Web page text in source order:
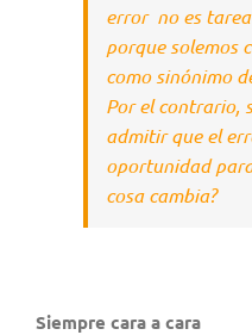
error no es
porque solemos
como sinónimo
Por el contrario,
admitir que el
oportunidad
cosa cambia?
Siempre cara a cara